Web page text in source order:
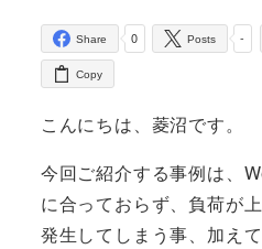
0
Share -
Posts
Copy
こんにちは、菱沼です。
今回ご紹介する事例は、
に合っておらず、負荷が
発生してしまう事、加え